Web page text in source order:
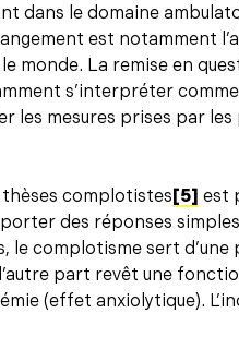
dans le domaine
est notamment
monde. La remise en
s’interpréter
les mesures prises par
thèses complotistes [5] est
des réponses
le complotisme sert
part revêt une
(effet anxiolytique).